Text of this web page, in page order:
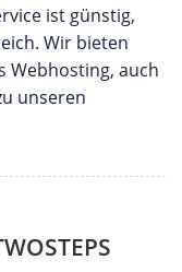
ist günstig,
Wir bieten
Webhosting, auch
unseren